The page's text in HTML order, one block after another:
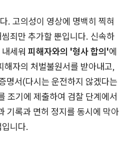
. 고의성이 영상에 명백히 찍혀
죄만 추가할 뿐입니다. 신속하
세워 피해자와의 '형사 합의'에
해자의 처벌불원서를 받아내고,
명서(다시는 운전하지 않겠다는
조기에 제출하여 검찰 단계에서
기록과 면허 정지를 동시에 막아
니다.